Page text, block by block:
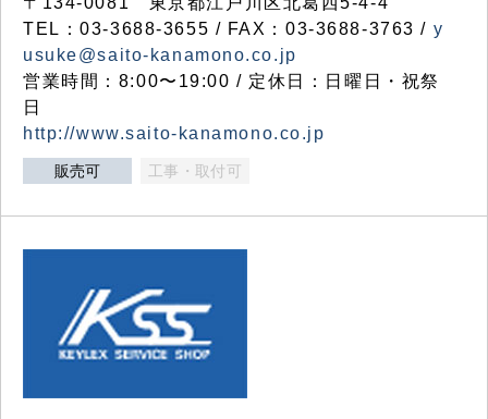
TEL：03-3688-3655 / FAX：03-3688-3763 / y
usuke@saito-kanamono.co.jp
営業時間：8:00〜19:00 / 定休日：日曜日・祝祭
日
http://www.saito-kanamono.co.jp
販売可 工事・取付可